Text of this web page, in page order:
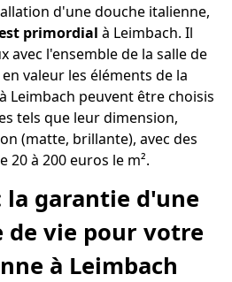
d'une douche italienne,
primordial à Leimbach. Il
avec l'ensemble de la salle de
valeur les éléments de la
Leimbach peuvent être choisis
tels que leur dimension,
(matte, brillante), avec des
20 à 200 euros le m².
la garantie d'une
de vie pour votre
à Leimbach